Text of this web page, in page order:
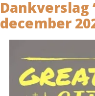
Dankverslag
december